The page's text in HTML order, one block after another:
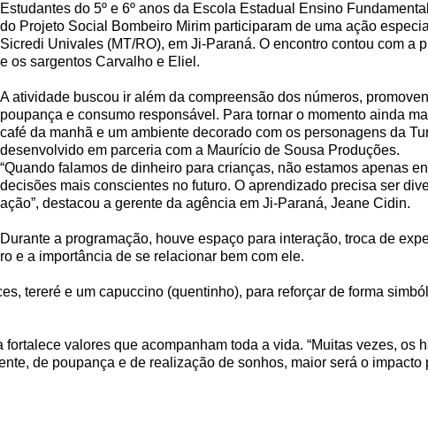
Estudantes do 5º e 6º anos da Escola Estadual Ensino
do Projeto Social Bombeiro Mirim participaram de uma ação
Sicredi Univales (MT/RO), em Ji-Paraná. O encontro contou com a
e os sargentos Carvalho e Eliel.
A atividade buscou ir além da compreensão dos números,
poupança e consumo responsável. Para tornar o momento ainda
café da manhã e um ambiente decorado com os personagens da
desenvolvido em parceria com a Maurício de Sousa Produções.
“Quando falamos de dinheiro para crianças, não estamos apenas
decisões mais conscientes no futuro. O aprendizado precisa ser
ação”, destacou a gerente da agência em Ji-Paraná, Jeane Cidin.
Durante a programação, houve espaço para interação, troca de
e a importância de se relacionar bem com ele.
tereré e um capuccino (quentinho), para reforçar de forma
valores que acompanham toda a vida. “Muitas vezes, os
de poupança e de realização de sonhos, maior será o